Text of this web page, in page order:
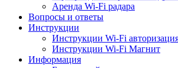
Аренда Wi-Fi радара
Вопросы и ответы
Инструкции
Инструкции Wi-Fi
Инструкции Wi-Fi Магнит
Информация